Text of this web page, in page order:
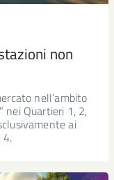
non
nell’ambito
nei Quartieri 1, 2,
ai
4.